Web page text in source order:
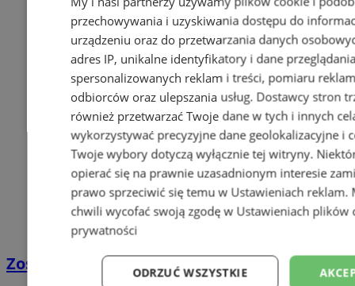
Zostań kierowcą w DPD
przechowywania i uzyskiwania dostępu do
urządzeniu oraz do przetwarzania danych
adres IP, unikalne identyfikatory i dane
spersonalizowanych reklam i treści, pomiaru
odbiorców oraz ulepszania usług. Dostawcy stron
również przetwarzać Twoje dane w tych i innych
wykorzystywać precyzyjne dane geolokalizacyjne i
Twoje wybory dotyczą wyłącznie tej witryny.
opierać się na prawnie uzasadnionym interesie
prawo sprzeciwić się temu w Ustawieniach reklam.
chwili wycofać swoją zgodę w Ustawieniach plików
prywatności
ODRZUĆ WSZYSTKIE